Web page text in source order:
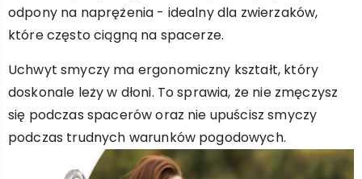
odpony na naprężenia - idealny dla zwierzaków,
które często ciągną na spacerze.
Uchwyt smyczy ma ergonomiczny kształt, który
doskonale leży w dłoni. To sprawia, że nie zmęczysz
się podczas spacerów oraz nie upuścisz smyczy
podczas trudnych warunków pogodowych.